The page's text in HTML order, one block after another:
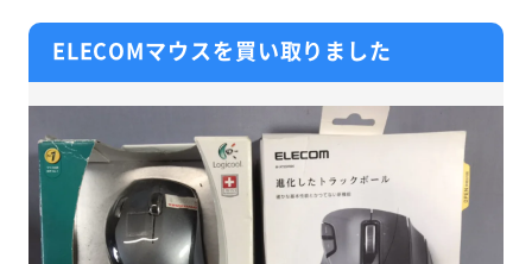
ELECOMマウスを買い取りました